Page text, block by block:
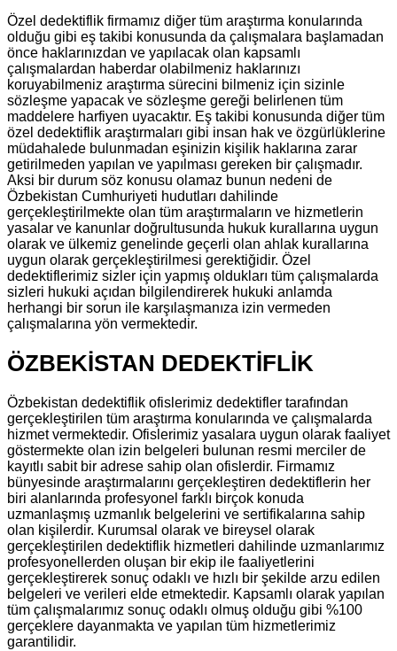
Özel dedektiflik firmamız diğer tüm araştırma konularında
olduğu gibi eş takibi konusunda da çalışmalara başlamadan
önce haklarınızdan ve yapılacak olan kapsamlı
çalışmalardan haberdar olabilmeniz haklarınızı
koruyabilmeniz araştırma sürecini bilmeniz için sizinle
sözleşme yapacak ve sözleşme gereği belirlenen tüm
maddelere harfiyen uyacaktır. Eş takibi konusunda diğer tüm
özel dedektiflik araştırmaları gibi insan hak ve özgürlüklerine
müdahalede bulunmadan eşinizin kişilik haklarına zarar
getirilmeden yapılan ve yapılması gereken bir çalışmadır.
Aksi bir durum söz konusu olamaz bunun nedeni de
Özbekistan Cumhuriyeti hudutları dahilinde
gerçekleştirilmekte olan tüm araştırmaların ve hizmetlerin
yasalar ve kanunlar doğrultusunda hukuk kurallarına uygun
olarak ve ülkemiz genelinde geçerli olan ahlak kurallarına
uygun olarak gerçekleştirilmesi gerektiğidir. Özel
dedektiflerimiz sizler için yapmış oldukları tüm çalışmalarda
sizleri hukuki açıdan bilgilendirerek hukuki anlamda
herhangi bir sorun ile karşılaşmanıza izin vermeden
çalışmalarına yön vermektedir.
ÖZBEKİSTAN DEDEKTİFLİK
Özbekistan dedektiflik ofislerimiz dedektifler tarafından
gerçekleştirilen tüm araştırma konularında ve çalışmalarda
hizmet vermektedir. Ofislerimiz yasalara uygun olarak faaliyet
göstermekte olan izin belgeleri bulunan resmi merciler de
kayıtlı sabit bir adrese sahip olan ofislerdir. Firmamız
bünyesinde araştırmalarını gerçekleştiren dedektiflerin her
biri alanlarında profesyonel farklı birçok konuda
uzmanlaşmış uzmanlık belgelerini ve sertifikalarına sahip
olan kişilerdir. Kurumsal olarak ve bireysel olarak
gerçekleştirilen dedektiflik hizmetleri dahilinde uzmanlarımız
profesyonellerden oluşan bir ekip ile faaliyetlerini
gerçekleştirerek sonuç odaklı ve hızlı bir şekilde arzu edilen
belgeleri ve verileri elde etmektedir. Kapsamlı olarak yapılan
tüm çalışmalarımız sonuç odaklı olmuş olduğu gibi %100
gerçeklere dayanmakta ve yapılan tüm hizmetlerimiz
garantilidir.